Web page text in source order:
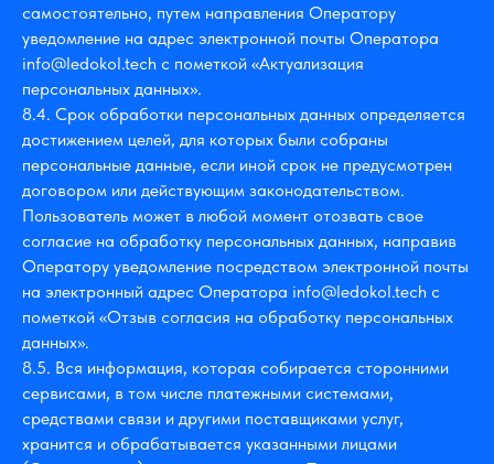
самостоятельно, путем направления Оператору
уведомление на адрес электронной почты Оператора
info@ledokol.tech с пометкой «Актуализация
персональных данных».
8.4. Срок обработки персональных данных определяется
достижением целей, для которых были собраны
персональные данные, если иной срок не предусмотрен
договором или действующим законодательством.
Пользователь может в любой момент отозвать свое
согласие на обработку персональных данных, направив
Оператору уведомление посредством электронной почты
на электронный адрес Оператора info@ledokol.tech с
пометкой «Отзыв согласия на обработку персональных
данных».
8.5. Вся информация, которая собирается сторонними
сервисами, в том числе платежными системами,
средствами связи и другими поставщиками услуг,
хранится и обрабатывается указанными лицами